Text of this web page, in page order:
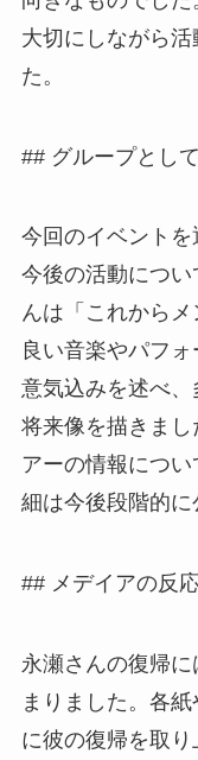
大切にしながら
た。
## グループとし
今回のイベント
今後の活動につ
んは「これから
良い音楽やパフ
意気込みを述べ
将来像を描きま
アーの情報につ
細は今後段階的に
## メデイアの反
永瀬さんの復帰
まりました。各
に彼の復帰を取